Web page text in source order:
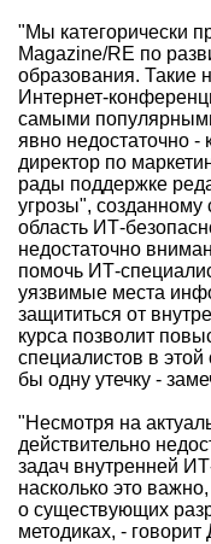
"Мы категорически
Magazine/RE по
образования. Такие
Интернет-
самыми
явно недостаточно -
директор по
рады поддержке
угрозы", созданному
область ИТ-
недостаточно
помочь ИТ-
уязвимые места
защититься от
курса позволит
специалистов в этой
бы одну утечку -
"Несмотря на
действительно
задач внутренней
насколько это
о существующих
методиках, -